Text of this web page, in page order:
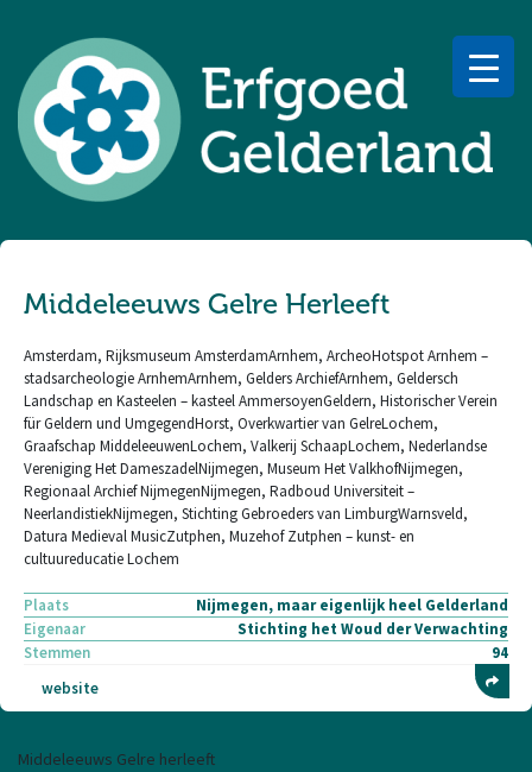
Middeleeuws Gelre Herleeft
Amsterdam, Rijksmuseum AmsterdamArnhem, ArcheoHotspot Arnhem –
stadsarcheologie ArnhemArnhem, Gelders ArchiefArnhem, Geldersch
Landschap en Kasteelen – kasteel AmmersoyenGeldern, Historischer Verein
für Geldern und UmgegendHorst, Overkwartier van GelreLochem,
Graafschap MiddeleeuwenLochem, Valkerij SchaapLochem, Nederlandse
Vereniging Het DameszadelNijmegen, Museum Het ValkhofNijmegen,
Regionaal Archief NijmegenNijmegen, Radboud Universiteit –
NeerlandistiekNijmegen, Stichting Gebroeders van LimburgWarnsveld,
Datura Medieval MusicZutphen, Muzehof Zutphen – kunst- en
cultuureducatie Lochem
Plaats
Nijmegen, maar eigenlijk heel Gelderland
Eigenaar
Stichting het Woud der Verwachting
Stemmen
94
website
Middeleeuws Gelre herleeft